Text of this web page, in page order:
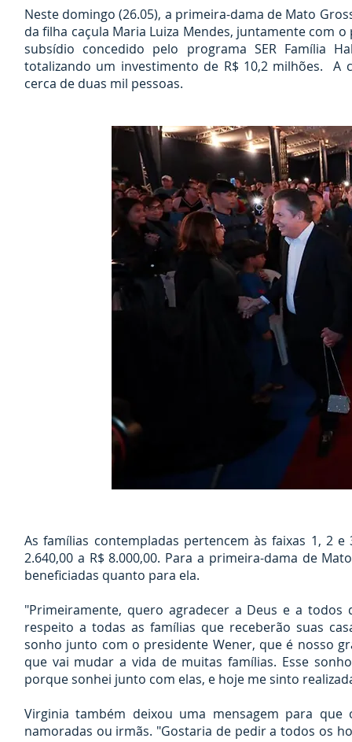
Neste domingo (26.05), a primeira-dama de Mato
da filha caçula Maria Luiza Mendes, juntamente com
subsídio concedido pelo programa SER Família
totalizando um investimento de R$ 10,2 milhões. A
cerca de duas mil pessoas.
As famílias contempladas pertencem às faixas 1, 2
2.640,00 a R$ 8.000,00. Para a primeira-dama de
beneficiadas quanto para ela.
"Primeiramente, quero agradecer a Deus e a
respeito a todas as famílias que receberão suas
sonho junto com o presidente Wener, que é nosso
que vai mudar a vida de muitas famílias. Esse
porque sonhei junto com elas, e hoje me sinto
Virginia também deixou uma mensagem para que
namoradas ou irmãs. "Gostaria de pedir a todos os